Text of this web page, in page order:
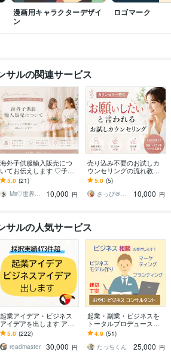
1996年7月
漫画用キャラクターデザイ
ン
ロゴマーク
サルの関連サービス
海外子供服輸入販売につ
いてお伝えします ♡子供
服や雑貨など輸入〜ショ
ップ開設までサポート♡
5.0 (21)
Mii♡世界的デザイナー兼起業コンサル
10,000 円
売り込み不要のお試しカ
ウンセリングの流れ教え
ます 継続提案に自信をも
ち成約率UPするカウンセ
ラー特化セールス法
5.0 (5)
さっぴ＠心理カウンセラー起業サポート
10,000 円
サルの人気サービス
起業アイデア・ビジネス
アイデアを出します アイ
デアに困った方向け。ビ
ジネスアイデア出しまく
り！
5.0 (222)
readmaster
30,000 円
起業・副業・ビジネスを
トータルプロデュースし
ます 経験豊富コンサルが
強みを活かしたビジネス
設計から集客まで伴走
4.9 (51)
たっちくん
25,000 円